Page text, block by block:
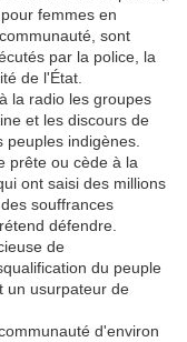
femmes en
sont
par la police, la
de l'État.
la radio les groupes
et les discours de
indigènes.
prête ou cède à la
ont saisi des millions
souffrances
défendre.
de
du peuple
un usurpateur de
d'environ